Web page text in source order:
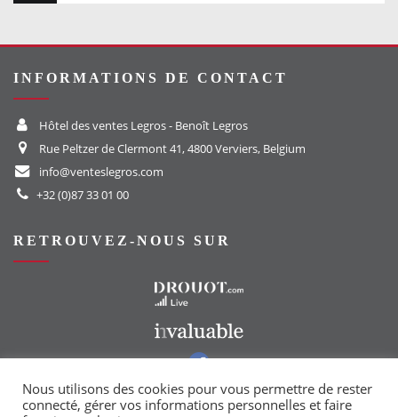
INFORMATIONS DE CONTACT
Hôtel des ventes Legros - Benoît Legros
Rue Peltzer de Clermont 41, 4800 Verviers, Belgium
info@venteslegros.com
+32 (0)87 33 01 00
RETROUVEZ-NOUS SUR
Vers notre groupe Facebook
Nous utilisons des cookies pour vous permettre de rester
connecté, gérer vos informations personnelles et faire